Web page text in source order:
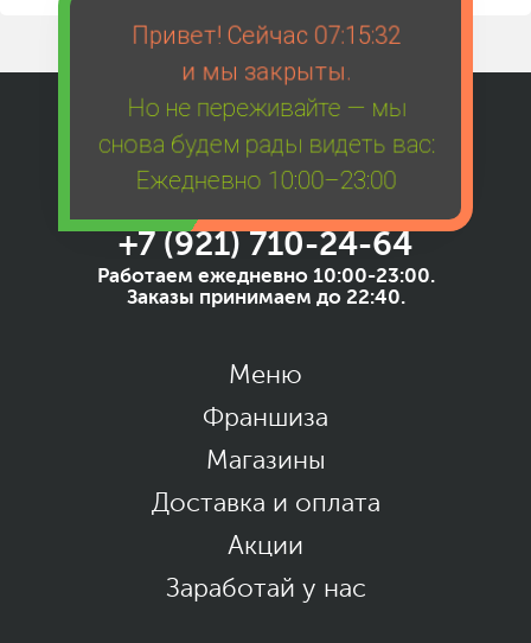
Привет! Сейчас 07:15:32
и мы закрыты.
Но не переживайте — мы
снова будем рады видеть вас:
Ежедневно 10:00–23:00
+7 (921) 710-24-64
Работаем ежедневно 10:00-23:00.
Заказы принимаем до 22:40.
Меню
Франшиза
Магазины
Доставка и оплата
Акции
Заработай у нас